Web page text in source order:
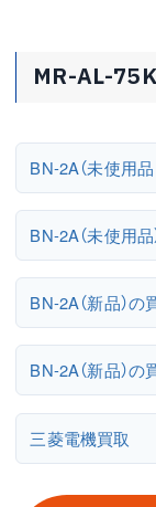
MR-AL-
BN-2A（未使用
BN-2A（未使用
BN-2A（新品）の
BN-2A（新品）の
三菱電機買取